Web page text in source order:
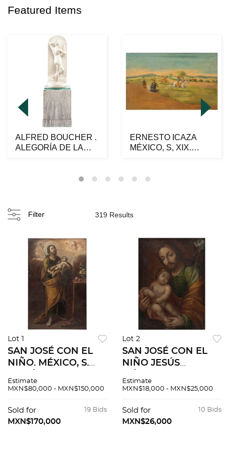
Featured Items
ALFRED BOUCHER .
ALEGORÍA DE LA
ERNESTO ICAZA
MÉXICO, S, XIX.
Filter 319 Results
Lot 1
SAN JOSÉ CON EL
NIÑO. MÉXICO, S.
167 x 107 cm
Estimate
MXN$80,000 - MXN$150,000
19 Bids
Sold for
MXN$170,000
Lot 2
SAN JOSÉ CON EL
NIÑO JESÚS
Óleo sobre tela
Estimate
MXN$18,000 - MXN$25,000
10 Bids
Sold for
MXN$26,000